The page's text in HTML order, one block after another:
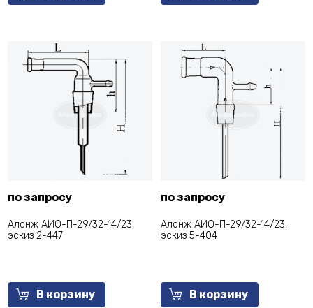
по запросу
Алонж АИО-П-29/32-14/23,
эскиз 2-447
В корзину
по запросу
Алонж АИО-П-29/32-14/23,
эскиз 5-404
В корзину